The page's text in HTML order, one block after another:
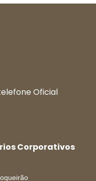
Oficial
Corporativos